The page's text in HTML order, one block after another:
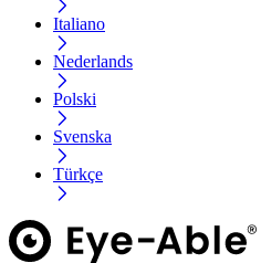
Italiano
Nederlands
Polski
Svenska
Türkçe